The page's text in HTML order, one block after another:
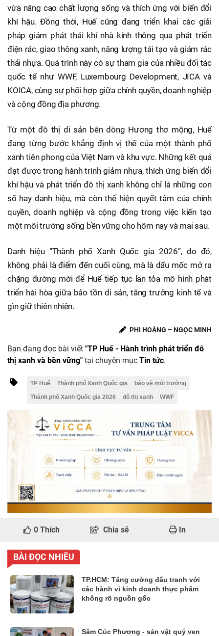
vừa nâng cao chất lượng sống và thích ứng với biến đổi
khí hậu. Đồng thời, Huế cũng đang triển khai các giải
pháp giảm phát thải khí nhà kính thông qua phát triển
điện rác, giao thông xanh, năng lượng tái tạo và giảm rác
thải nhựa. Quá trình này có sự tham gia của nhiều đối tác
quốc tế như WWF, Luxembourg Development, JICA và
KOICA, cùng sự phối hợp giữa chính quyền, doanh nghiệp
và cộng đồng địa phương.
Từ một đô thị di sản bên dòng Hương thơ mộng, Huế
đang từng bước khẳng định vị thế của một thành phố
xanh tiên phong của Việt Nam và khu vực. Những kết quả
đạt được trong hành trình giảm nhựa, thích ứng biến đổi
khí hậu và phát triển đô thị xanh không chỉ là những con
số hay danh hiệu, mà còn thể hiện quyết tâm của chính
quyền, doanh nghiệp và cộng đồng trong việc kiến tạo
một môi trường sống bền vững cho hôm nay và mai sau.
Danh hiệu “Thành phố Xanh Quốc gia 2026”, do đó,
không phải là điểm đến cuối cùng, mà là dấu mốc mở ra
chặng đường mới để Huế tiếp tục lan tỏa mô hình phát
triển hài hòa giữa bảo tồn di sản, tăng trưởng kinh tế và
gìn giữ thiên nhiên.
PHI HOÀNG – NGỌC MINH
Bạn đang đọc bài viết "TP Huế - Hành trình phát triển đô
thị xanh và bền vững" tại chuyên mục Tin tức.
TP Huế Thành phố Xanh Quốc gia
bảo vệ môi trường
Thành phố Xanh Quốc gia 2026
đô thị xanh WWF
0 Thích Chia sẻ In
BÀI ĐỌC NHIỀU
TP.HCM: Tăng cường đấu tranh với
các hành vi kinh doanh thực phẩm
không rõ nguồn gốc
Sâm Cúc Phương - sản vật quý ven